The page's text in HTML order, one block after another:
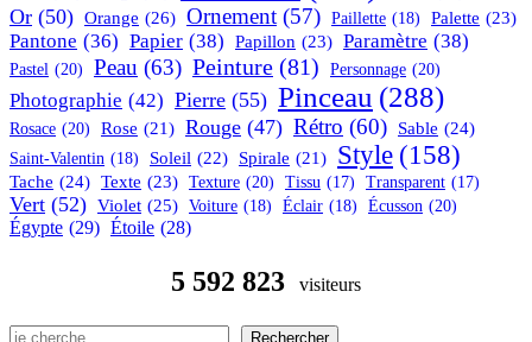
Or (50) Orange (26) Ornement (57) Paillette (18) Palette (23)
Pantone (36) Papier (38) Papillon (23) Paramètre (38)
Pastel (20) Peau (63) Peinture (81) Personnage (20)
Photographie (42) Pierre (55) Pinceau (288)
Rosace (20) Rose (21) Rouge (47) Rétro (60) Sable (24)
Saint-Valentin (18) Soleil (22) Spirale (21) Style (158)
Tache (24) Texte (23) Texture (20) Tissu (17) Transparent (17)
Vert (52) Violet (25) Voiture (18) Éclair (18) Écusson (20)
Égypte (29) Étoile (28)
5 592 823 visiteurs
Rechercher Rechercher